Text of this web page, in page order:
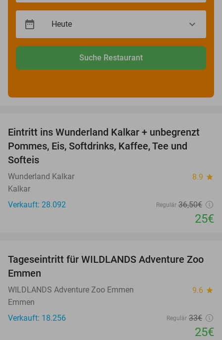
Suche Restaurant
32%
Eintritt ins Wunderland Kalkar + unbegrenzt
Pommes, Eis, Softdrinks, Kaffee, Tee und
Softeis
Wunderland Kalkar 8.9 star
Kalkar
Verkauft: 28.092
Regulär 36,50€
25€
24%
Tageseintritt für WILDLANDS Adventure Zoo
Emmen
WILDLANDS Adventure Zoo Emmen 9.6 star
Emmen
Verkauft: 18.256
Regulär 33€
25€